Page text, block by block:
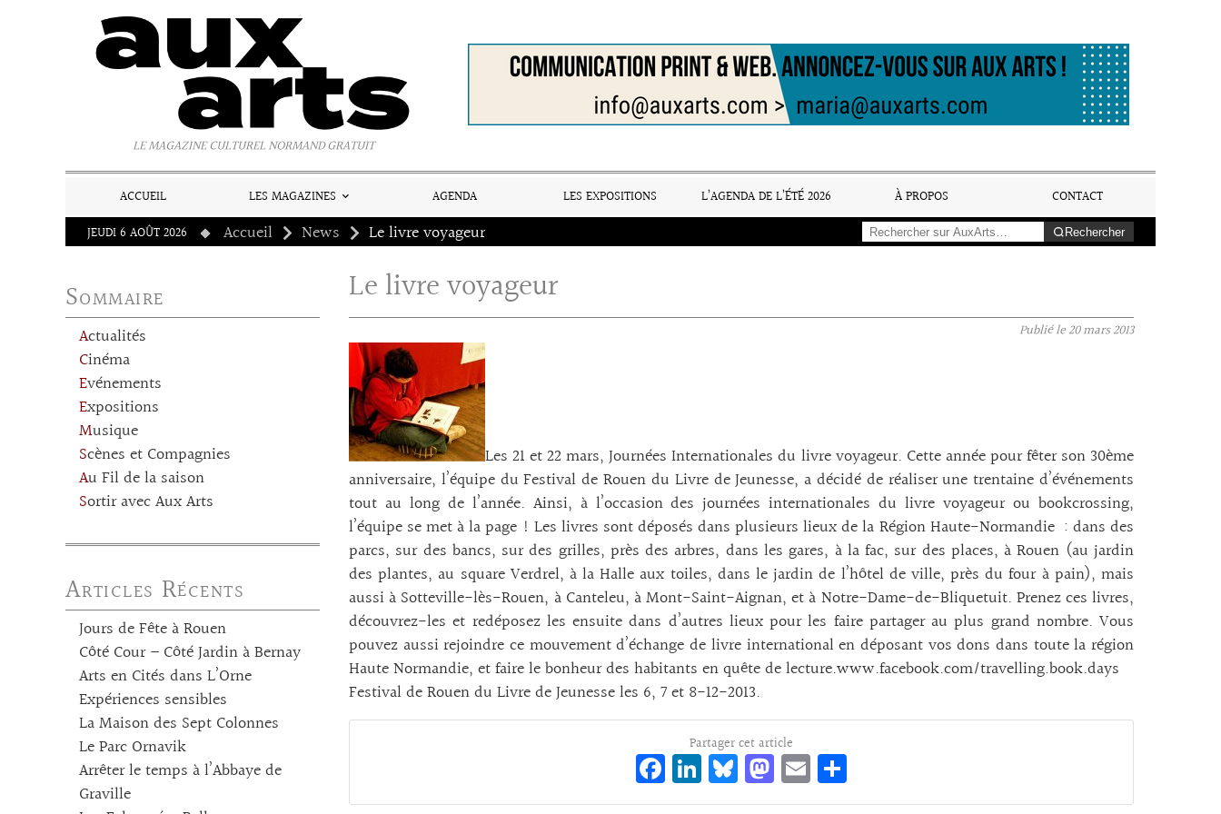
LE MAGAZINE CULTUREL NORMAND GRATUIT
ACCUEIL LES MAGAZINES AGENDA LES EXPOSITIONS L’AGENDA DE L’ÉTÉ 2026 À PROPOS
CONTACT
JEUDI 6 AOÛT 2026
Accueil News Le livre voyageur Rechercher
Sommaire
Actualités
Cinéma
Evénements
Expositions
Musique
Scènes et Compagnies
Au Fil de la saison
Sortir avec Aux Arts
Articles Récents
Jours de Fête à Rouen
Côté Cour – Côté Jardin à Bernay
Arts en Cités dans L’Orne
Expériences sensibles
La Maison des Sept Colonnes
Le Parc Ornavik
Arrêter le temps à l’Abbaye de
Graville
Le livre voyageur
Publié le20 mars 2013
Les 21 et 22 mars, Journées Internationales du livre voyageur. Cette année pour fêter son 30ème
anniversaire, l’équipe du Festival de Rouen du Livre de Jeunesse, a décidé de réaliser une trentaine d’événements
tout au long de l’année. Ainsi, à l’occasion des journées internationales du livre voyageur ou bookcrossing,
l’équipe se met à la page ! Les livres sont déposés dans plusieurs lieux de la Région Haute-Normandie : dans des
parcs, sur des bancs, sur des grilles, près des arbres, dans les gares, à la fac, sur des places, à Rouen (au jardin
des plantes, au square Verdrel, à la Halle aux toiles, dans le jardin de l’hôtel de ville, près du four à pain), mais
aussi à Sotteville-lès-Rouen, à Canteleu, à Mont-Saint-Aignan, et à Notre-Dame-de-Bliquetuit. Prenez ces livres,
découvrez-les et redéposez les ensuite dans d’autres lieux pour les faire partager au plus grand nombre. Vous
pouvez aussi rejoindre ce mouvement d’échange de livre international en déposant vos dons dans toute la région
Haute Normandie, et faire le bonheur des habitants en quête de lecture.www.facebook.com/travelling.book.days
Festival de Rouen du Livre de Jeunesse les 6, 7 et 8-12-2013.
Partager cet article
Fa
ce
Li
n
Bl
ue
M
as
E
m rt
Panneau de gestion des cookies